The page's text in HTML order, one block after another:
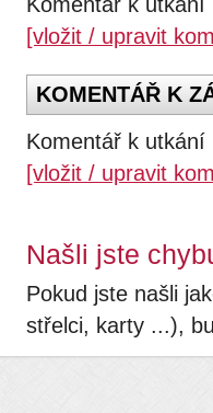
[vložit / upravit
KOMENTÁŘ K
Komentář k utkání
[vložit / upravit
Našli jste
Pokud jste našli
střelci, karty ...),